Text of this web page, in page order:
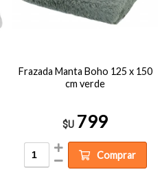
Frazada Manta Boho 125 x 150
cm verde
$U 799
Comprar